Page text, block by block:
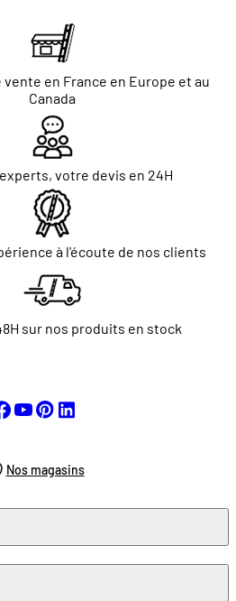
vente en France en Europe et au
Canada
votre devis en 24H
à l'écoute de nos clients
sur nos produits en stock
Nos magasins